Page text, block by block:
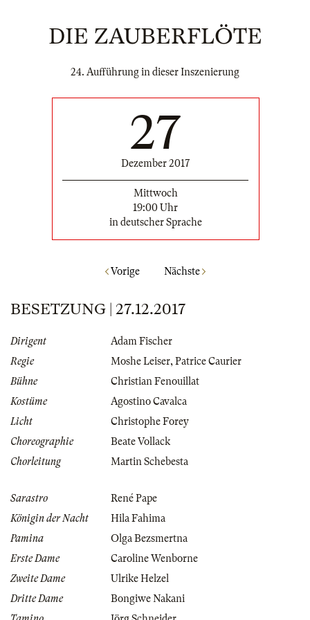
DIE ZAUBERFLÖTE
24. Aufführung in dieser Inszenierung
27
Dezember 2017
Mittwoch
19:00 Uhr
in deutscher Sprache
Vorige Nächste
BESETZUNG | 27.12.2017
Dirigent
Adam Fischer
Regie
Moshe Leiser,Patrice Caurier
Bühne
Christian Fenouillat
Kostüme
Agostino Cavalca
Licht
Christophe Forey
Choreographie
Beate Vollack
Chorleitung
Martin Schebesta
Sarastro
René Pape
Königin der Nacht
Hila Fahima
Pamina
Olga Bezsmertna
Erste Dame
Caroline Wenborne
Zweite Dame
Ulrike Helzel
Dritte Dame
Bongiwe Nakani